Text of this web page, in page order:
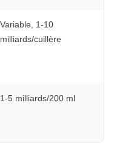
Variable, 1-10
milliards/cuillère
1-5 milliards/200 ml